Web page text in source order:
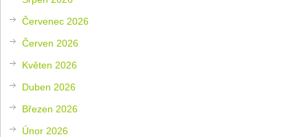
Červenec 2026
Červen 2026
Květen 2026
Duben 2026
Březen 2026
Únor 2026